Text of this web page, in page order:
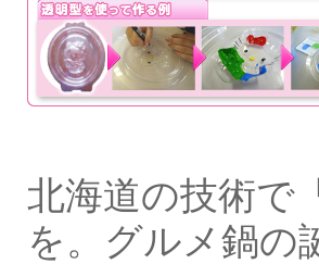
北海道の技術で
を。グルメ鍋の